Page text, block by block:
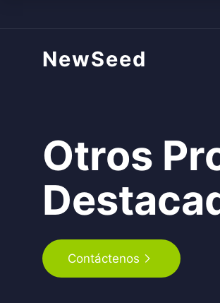
NewSeed
Otros
Contáctenos